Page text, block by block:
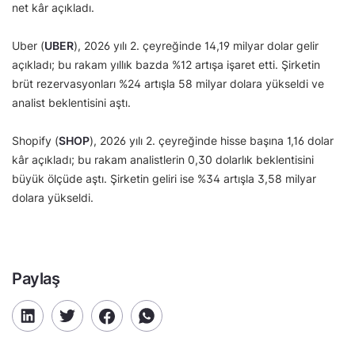
net kâr açıkladı.
Uber (UBER), 2026 yılı 2. çeyreğinde 14,19 milyar dolar gelir
açıkladı; bu rakam yıllık bazda %12 artışa işaret etti. Şirketin
brüt rezervasyonları %24 artışla 58 milyar dolara yükseldi ve
analist beklentisini aştı.
Shopify (SHOP), 2026 yılı 2. çeyreğinde hisse başına 1,16 dolar
kâr açıkladı; bu rakam analistlerin 0,30 dolarlık beklentisini
büyük ölçüde aştı. Şirketin geliri ise %34 artışla 3,58 milyar
dolara yükseldi.
Paylaş